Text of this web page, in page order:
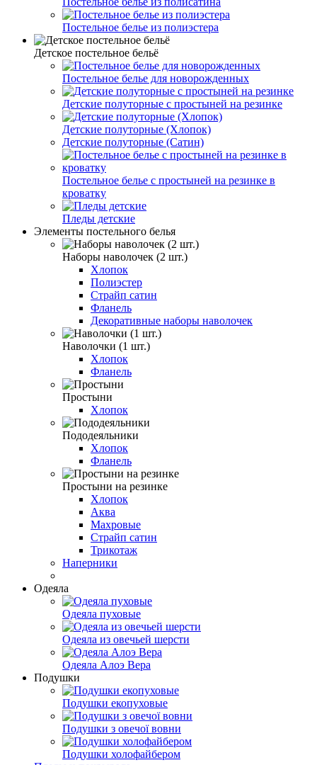
Постельное белье из полиэстера
Детское постельное бельё
Постельное белье для новорожденных
Детские полуторные с простыней на резинке
Детские полуторные (Хлопок)
Детские полуторные (Сатин)
Постельное белье с простыней на резинке в
кроватку
Пледы детские
Элементы постельного белья
Наборы наволочек (2 шт.)
Хлопок
Полиэстер
Страйп сатин
Фланель
Декоративные наборы наволочек
Наволочки (1 шт.)
Хлопок
Фланель
Простыни
Хлопок
Пододеяльники
Хлопок
Фланель
Простыни на резинке
Хлопок
Аква
Махровые
Страйп сатин
Трикотаж
Наперники
Одеяла
Одеяла пуховые
Одеяла из овечьей шерсти
Одеяла Алоэ Вера
Подушки
Подушки екопуховые
Подушки з овечої вовни
Подушки холофайбером